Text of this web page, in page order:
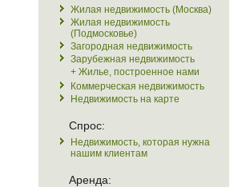
Жилая недвижимость (Москва)
Жилая недвижимость
(Подмосковье)
Загородная недвижимость
Зарубежная недвижимость
+ Жилье, построенное нами
Коммерческая недвижимость
Недвижимость на карте
Спрос:
Недвижимость, которая нужна
нашим клиентам
Аренда: